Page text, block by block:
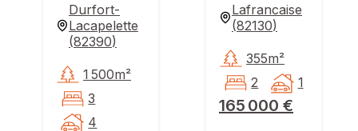
Durfort-
Lacapelette
(82390)
1 500m²
3
4
Lafrancaise
(82130)
165 000 €
355m²
2
1